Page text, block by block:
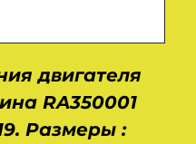
двигателя
RA350001
Размеры :